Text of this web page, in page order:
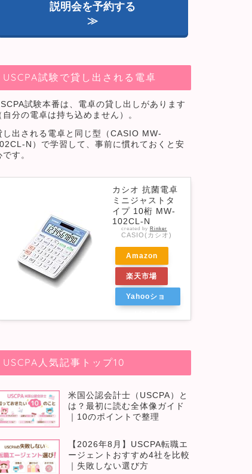
説明会を予約する
≫
USCPA試験で貸し出される電卓
試験本番は、電卓の貸し出しがあります
自分の電卓は持ち込めません）。
し出される電卓と同じ型（CASIO MW-
N）で学習して、事前に慣れておくと安
です。
カシオ 抗菌電卓
ミニジャストタ
イプ 10桁 MW-
102CL-N
created by Rinker
CASIO(カシオ)
Amazon
楽天市場
Yahooショ
USCPA人気記事トップ10
米国公認会計士（USCPA）と
は？最初に読む全体像ガイド
｜10のポイントで整理
【2026年8月】USCPA転職エ
ージェントおすすめ4社を比較
｜失敗しない選び方